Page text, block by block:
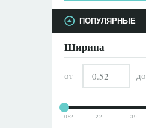
ПАРАМЕТРЫ
ПОПУЛЯРНЫЕ
Ширина
от до
0.52 2.2 3.9